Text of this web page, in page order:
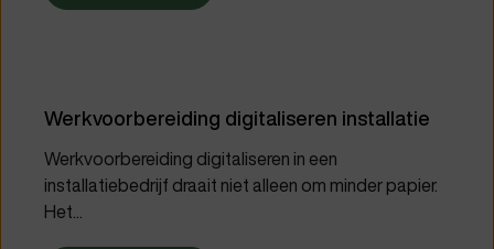
Werkvoorbereiding digitaliseren installatie
Werkvoorbereiding digitaliseren in een
installatiebedrijf draait niet alleen om minder papier.
Het...